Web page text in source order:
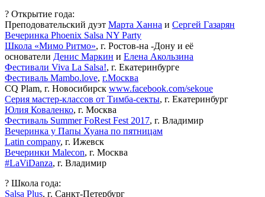
? Открытие года:
Преподовательский дуэт Марта Ханна и Сергей Газарян
Вечеринка Phoenix Salsa NY Party
Школа «Мимо Ритмо», г. Ростов-на -Дону и её
основатели Денис Маркин и Елена Акользина
Фестивали Viva La Salsa!, г. Екатеринбурге
Фестиваль Mambo.love, г.Москва
CQ Plam, г. Новосибирск www.facebook.com/sekoue
Серия мастер-классов от Тимба-секты, г. Екатеринбург
Юлия Коваленко, г. Москва
Фестиваль Summer FoRest Fest 2017, г. Владимир
Вечеринка у Папы Хуана по пятницам
Latin company, г. Ижевск
Вечеринки Malecon, г. Москва
#LaViDanza, г. Владимир
? Школа года:
Salsa Plus, г. Санкт-Петербург